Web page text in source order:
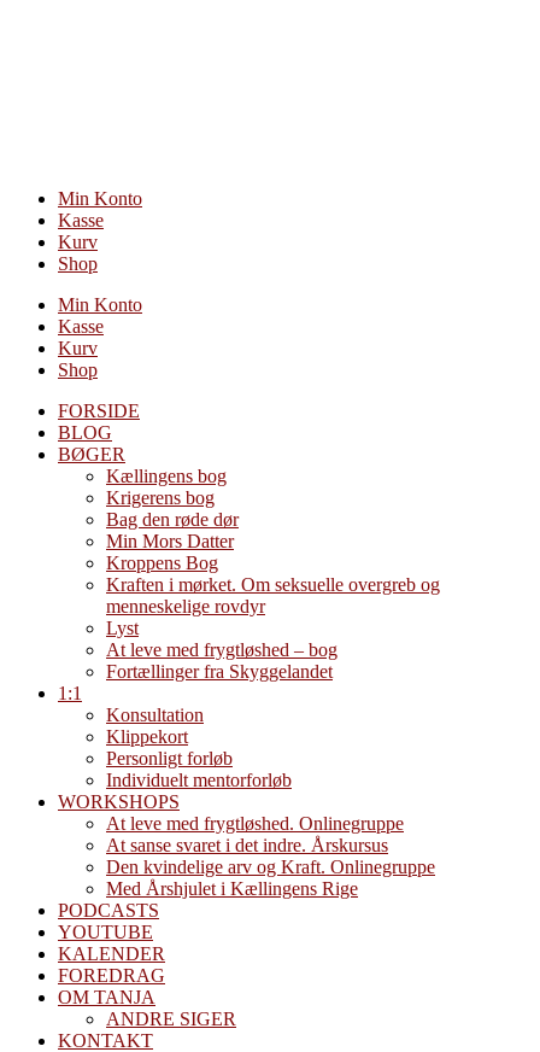
Min Konto
Kasse
Kurv
Shop
Min Konto
Kasse
Kurv
Shop
FORSIDE
BLOG
BØGER
Kællingens bog
Krigerens bog
Bag den røde dør
Min Mors Datter
Kroppens Bog
Kraften i mørket. Om seksuelle overgreb og
menneskelige rovdyr
Lyst
At leve med frygtløshed – bog
Fortællinger fra Skyggelandet
1:1
Konsultation
Klippekort
Personligt forløb
Individuelt mentorforløb
WORKSHOPS
At leve med frygtløshed. Onlinegruppe
At sanse svaret i det indre. Årskursus
Den kvindelige arv og Kraft. Onlinegruppe
Med Årshjulet i Kællingens Rige
PODCASTS
YOUTUBE
KALENDER
FOREDRAG
OM TANJA
ANDRE SIGER
KONTAKT